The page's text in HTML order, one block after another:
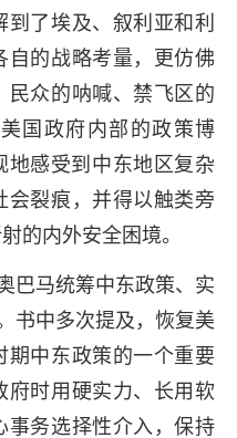
了埃及、叙利亚和利
自的战略考量，更仿佛
众的呐喊、禁飞区的
国政府内部的政策博
感受到中东地区复杂
裂痕，并得以触类旁
的内外安全困境。
巴马统筹中东政策、实
书中多次提及，恢复美
中东政策的一个重要
府时用硬实力、长用软
事务选择性介入，保持